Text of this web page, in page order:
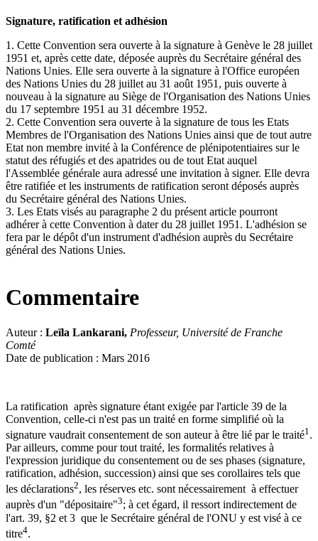
Signature, ratification et adhésion
1. Cette Convention sera ouverte à la signature à Genève le 28 juillet
1951 et, après cette date, déposée auprès du Secrétaire général des
Nations Unies. Elle sera ouverte à la signature à l'Office européen
des Nations Unies du 28 juillet au 31 août 1951, puis ouverte à
nouveau à la signature au Siège de l'Organisation des Nations Unies
du 17 septembre 1951 au 31 décembre 1952.
2. Cette Convention sera ouverte à la signature de tous les Etats
Membres de l'Organisation des Nations Unies ainsi que de tout autre
Etat non membre invité à la Conférence de plénipotentiaires sur le
statut des réfugiés et des apatrides ou de tout Etat auquel
l'Assemblée générale aura adressé une invitation à signer. Elle devra
être ratifiée et les instruments de ratification seront déposés auprès
du Secrétaire général des Nations Unies.
3. Les Etats visés au paragraphe 2 du présent article pourront
adhérer à cette Convention à dater du 28 juillet 1951. L'adhésion se
fera par le dépôt d'un instrument d'adhésion auprès du Secrétaire
général des Nations Unies.
Commentaire
Auteur : Leïla Lankarani, Professeur, Université de Franche
Comté
Date de publication : Mars 2016
La ratification après signature étant exigée par l'article 39 de la
Convention, celle-ci n'est pas un traité en forme simplifié où la
signature vaudrait consentement de son auteur à être lié par le traité1 .
Par ailleurs, comme pour tout traité, les formalités relatives à
l'expression juridique du consentement ou de ses phases (signature,
ratification, adhésion, succession) ainsi que ses corollaires tels que
les déclarations2, les réserves etc. sont nécessairement à effectuer
auprès d'un "dépositaire"3; à cet égard, il ressort indirectement de
l'art. 39, §2 et 3 que le Secrétaire général de l'ONU y est visé à ce
titre4.